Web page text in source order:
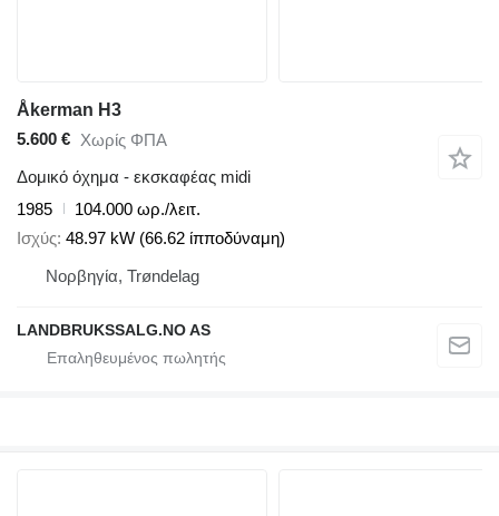
Åkerman H3
5.600 € Χωρίς ΦΠΑ
Δομικό όχημα - εκσκαφέας midi
1985
104.000 ωρ./λειτ.
Ισχύς 48.97 kW (66.62 ίπποδύναμη)
Νορβηγία, Trøndelag
LANDBRUKSSALG.NO AS